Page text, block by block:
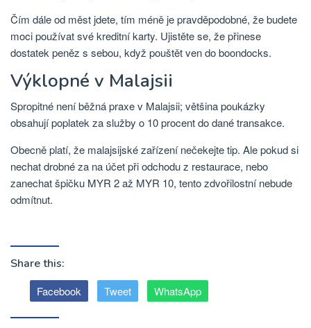
Čím dále od měst jdete, tím méně je pravděpodobné, že budete
moci používat své kreditní karty. Ujistěte se, že přinese
dostatek peněz s sebou, když pouštět ven do boondocks.
Výklopné v Malajsii
Spropitné není běžná praxe v Malajsii; většina poukázky
obsahují poplatek za služby o 10 procent do dané transakce.
Obecně platí, že malajsijské zařízení nečekejte tip. Ale pokud si
nechat drobné za na účet při odchodu z restaurace, nebo
zanechat špičku MYR 2 až MYR 10, tento zdvořilostní nebude
odmítnut.
Share this:
Facebook Tweet WhatsApp